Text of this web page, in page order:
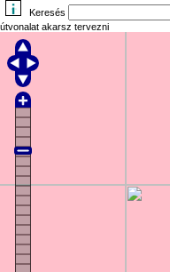
Keresés
útvonalat akarsz tervezni